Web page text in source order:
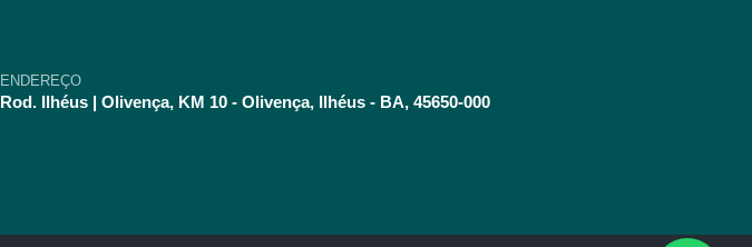
ENDEREÇO
Rod. Ilhéus | Olivença, KM 10 - Olivença, Ilhéus - BA, 45650-000